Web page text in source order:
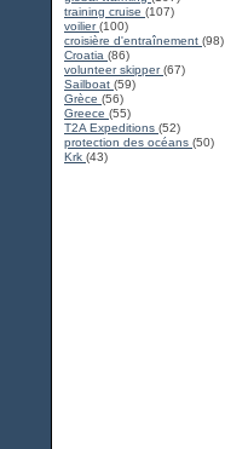
training cruise (107)
voilier(100)
croisière d'entraînement (98)
Croatia (86)
volunteer skipper(67)
Sailboat (59)
Grèce (56)
Greece (55)
T2A Expeditions (52)
protection des océans (50)
Krk (43)